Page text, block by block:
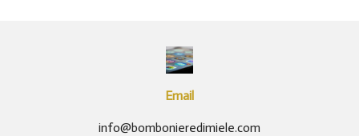
Email
info@bombonieredimiele.com